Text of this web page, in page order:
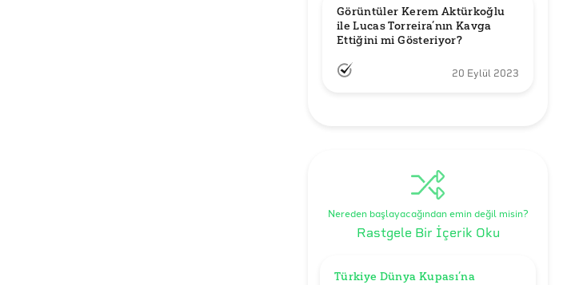
Görüntüler Kerem Aktürkoğlu
ile Lucas Torreira’nın Kavga
Ettiğini mi Gösteriyor?
20 Eylül 2023
Nereden başlayacağından emin değil misin?
Rastgele Bir İçerik Oku
Türkiye Dünya Kupası’na